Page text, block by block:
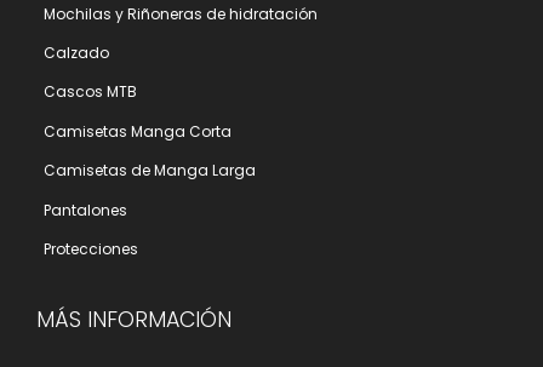
Mochilas y Riñoneras de hidratación
Calzado
Cascos MTB
Camisetas Manga Corta
Camisetas de Manga Larga
Pantalones
Protecciones
MÁS INFORMACIÓN